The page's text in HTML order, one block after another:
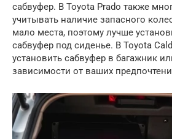
сабвуфер. В Toyota Prado также
учитывать наличие запасного
мало места, поэтому лучше
сабвуфер под сиденье. В Toyota
установить сабвуфер в багажник
зависимости от ваших